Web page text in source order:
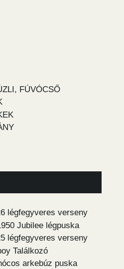
FÚVÓCSŐ
légfegyveres verseny
Jubilee légpuska
légfegyveres verseny
Találkozó
arkebúz puska